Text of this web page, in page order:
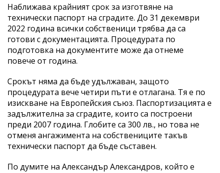
Наближава крайният срок за изготвяне на
технически паспорт на сградите. До 31 декември
2022 година всички собственици трябва да са
готови с документацията. Процедурата по
подготовка на документите може да отнеме
повече от година.
Срокът няма да бъде удължаван, защото
процедурата вече четири пъти е отлагана. Тя е по
изискване на Европейския съюз. Паспортизацията е
задължителна за сградите, които са построени
преди 2007 година. Глобите са 300 лв., но това не
отменя ангажимента на собствениците такъв
технически паспорт да бъде съставен.
По думите на Александър Александров, който е